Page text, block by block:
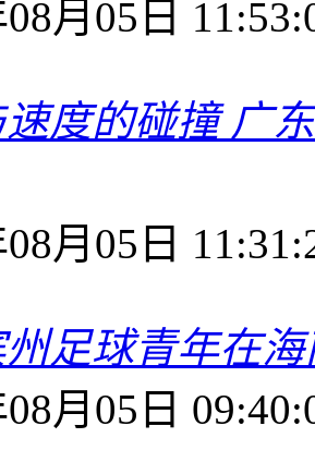
月05日
度的碰撞 广
月05日
足球青年在
月05日